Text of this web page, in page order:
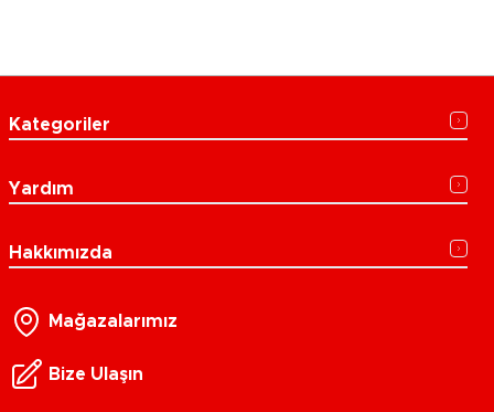
Kategoriler
Yardım
Hakkımızda
Mağazalarımız
Bize Ulaşın